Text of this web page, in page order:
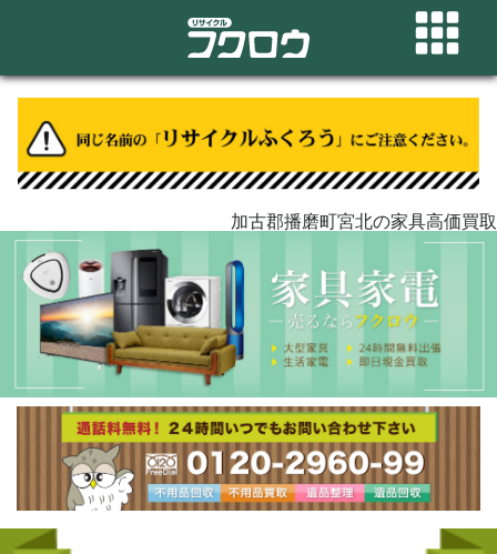
加古郡播磨町宮北の家具高価買取